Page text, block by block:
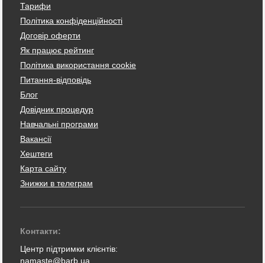
Тарифи
Політика конфіденційності
Договір оферти
Як працює рейтинг
Політика використання cookie
Питання-відповідь
Блог
Довідник процедур
Навчальні програми
Вакансії
Хештеги
Карта сайту
Знижки в телеграм
Контакти:
Центр підтримки клієнтів:
namaste@barb.ua